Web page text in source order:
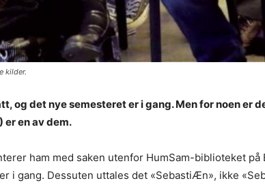
kilder.
og det nye semesteret er i gang. Men for noen er
en av dem.
ham med saken utenfor HumSam-biblioteket
i gang. Dessuten uttales det «SebastiÆn», ikke